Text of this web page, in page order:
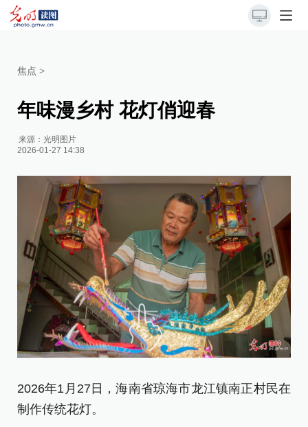
焦点 >
年味漫乡村 花灯俏迎春
来源：光明图片
2026-01-27 14:38
2026年1月27日，海南省琼海市龙江镇南正村民在
制作传统花灯。